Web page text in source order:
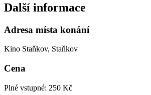
Další informace
Adresa místa konání
Kino Staňkov, Staňkov
Cena
Plné vstupné: 250 Kč